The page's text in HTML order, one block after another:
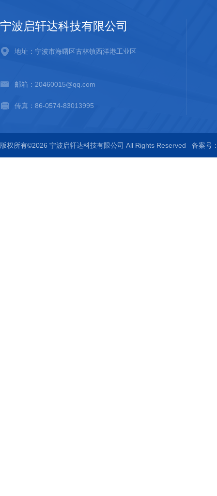
宁波启轩达科技有限公司
地址：宁波市海曙区古林镇西洋港工业区
邮箱：20460015@qq.com
传真：86-0574-83013995
版权所有©2026 宁波启轩达科技有限公司 All Rights Reserved 备案号